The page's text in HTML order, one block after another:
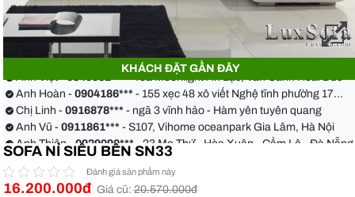
KHÁCH ĐẶT GẦN ĐÂY
Anh Thiện -0929090***
- 23 Mẹ Thứ - Hòa Xuân - Cẩm Lệ - Đà Nẵng
Chị Hoa -0988068***
- 56 Nguyễn Khang, Cầu Giấy
0349582***- Toà Moonlight An Lạc, Vân Canh Hoài Đức
Anh Hoàn - 0904186*** - 155 xẹc 48 xô viết Nghệ tĩnh phường 17
quận Bình Thạnh
Chị Linh - 0916878***
- ngã 3 vĩnh hảo - Hàm yên tuyên quang
Anh Vũ - 0911861*** - S107, Vihome oceanpark Gia Lâm, Hà Nội
Anh Thiện - 0929090*** - 23 Mẹ Thứ - Hòa Xuân - Cẩm Lệ - Đà Nẵng
Chị Hoa -0988068***- 56 Nguyễn Khang, Cầu Giấy
Anh Việt -0349582***- Toà Moonlight An Lạc, Vân Canh Hoài Đức
Anh Hoàn -0904186*** - 155 xẹc 48 xô viết Nghệ tĩnh phường 17
SOFA NỈ SIÊU BỀN SN33
Đánh giá sản phẩm này
16.200.000đ Giá cũ:20.570.000đ